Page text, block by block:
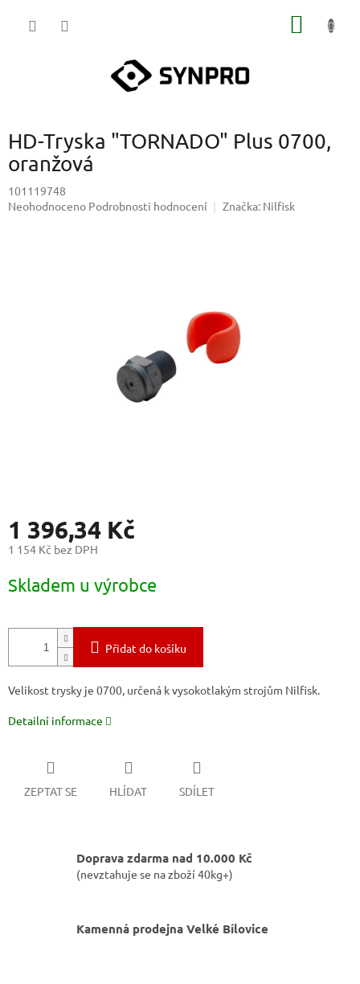
HD-Tryska "TORNADO" Plus 0700,
oranžová
101119748
Průměrné
Neohodnoceno Podrobnosti hodnocení Značka: Nilfisk
1 396,34 Kč
1 154 Kč bez DPH
cena:
Skladem u výrobce
Přidat do košíku
Velikost trysky je 0700, určená k vysokotlakým strojům Nilfisk.
Detailní informace
ZEPTAT SE HLÍDAT SDÍLET
Doprava zdarma nad 10.000 Kč
(nevztahuje se na zboží 40kg+)
Kamenná prodejna Velké Bílovice